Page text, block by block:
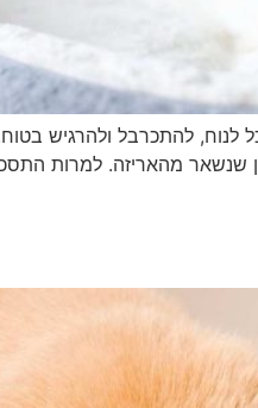
לנוח, להתכרבל ולהרגיש
שנשאר מהאריזה. למרות